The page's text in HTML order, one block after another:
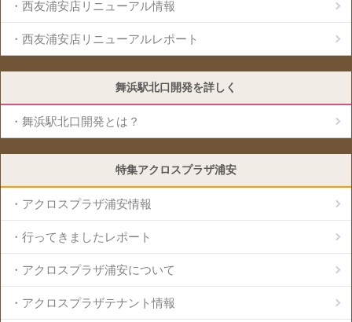
・西友浦安店リニューアル情報
・西友浦安店リニューアルレポート
舞浜駅北口開発を詳しく
・舞浜駅北口開発とは？
特集アクロスプラザ浦安
・アクロスプラザ浦安情報
・行ってきましたレポート
・アクロスプラザ浦安について
・アクロスプラザテナント情報